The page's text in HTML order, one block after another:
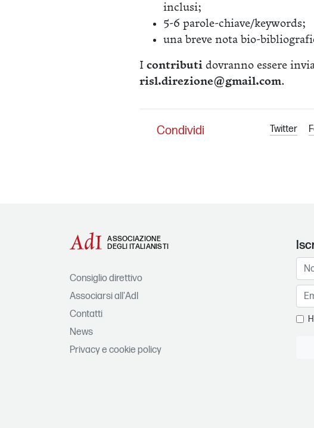
inclusi;
5-6 parole-chiave/keywords;
una breve nota bio-
I contributidovranno essere
risl.direzione@gmail.com.
Condividi Twitter
ASSOCIAZIONE
DEGLI ITALIANISTI
Consiglio direttivo
Associarsi all'AdI
Contatti
News
Privacy e cookie policy